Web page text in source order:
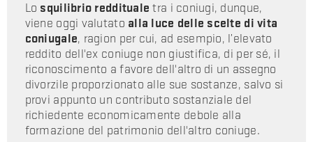
Lo squilibrio reddituale tra i coniugi, dunque,
viene oggi valutato alla luce delle scelte di vita
coniugale, ragion per cui, ad esempio, l’elevato
reddito dell'ex coniuge non giustifica, di per sé, il
riconoscimento a favore dell'altro di un assegno
divorzile proporzionato alle sue sostanze, salvo si
provi appunto un contributo sostanziale del
richiedente economicamente debole alla
formazione del patrimonio dell'altro coniuge.